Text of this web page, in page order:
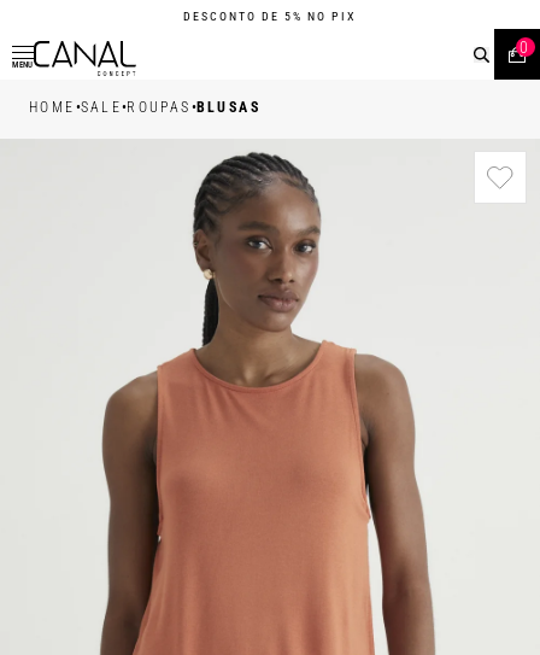
DESCONTO DE 5% NO PIX
MENU
0
HOME •SALE•ROUPAS •BLUSAS